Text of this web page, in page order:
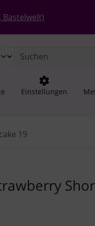
Bastelwelt)
Einstellungen
19
Zum